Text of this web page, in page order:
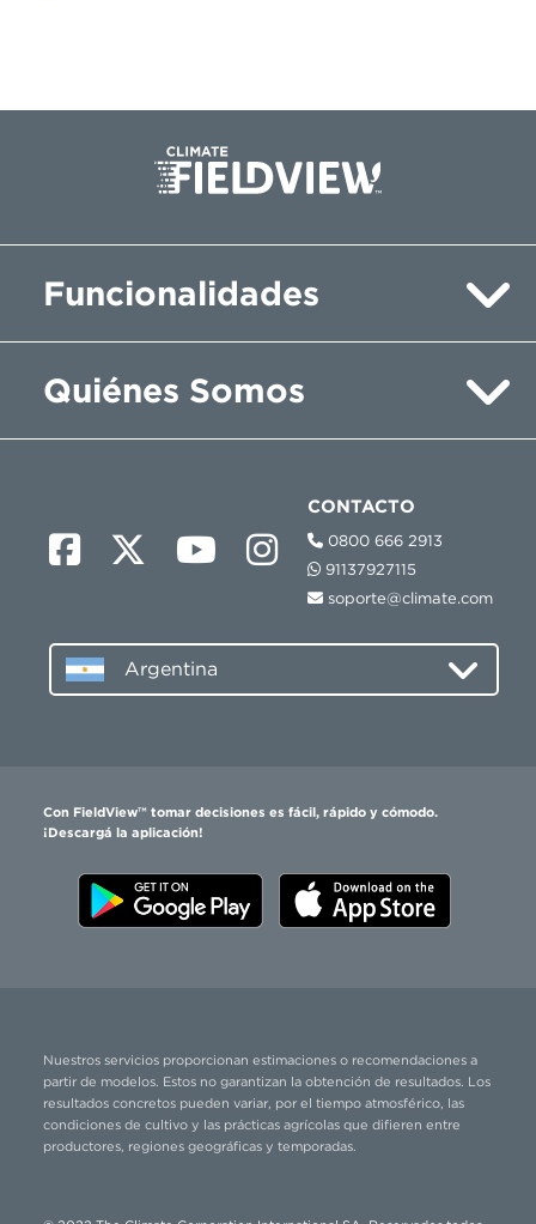
Nuestros servicios proporcionan estimaciones o recomendaciones a
partir de modelos. Estos no garantizan la obtención de resultados. Los
resultados concretos pueden variar, por el tiempo atmosférico, las
condiciones de cultivo y las prácticas agrícolas que difieren entre
productores, regiones geográficas y temporadas.
Con FieldView™ tomar decisiones es fácil, rápido y cómodo.
¡Descargá la aplicación!
Funcionalidades
Quiénes Somos
CONTACTO
0800 666 2913
91137927115
soporte@climate.com
Argentina